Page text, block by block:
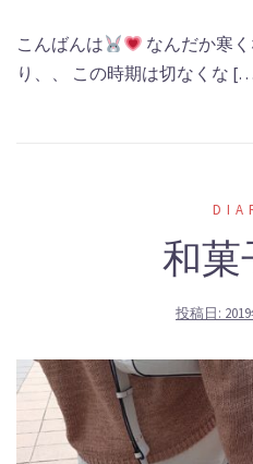
こんばんは
なんだか寒
り、、 この時期は切なくな
和菓
投稿日: